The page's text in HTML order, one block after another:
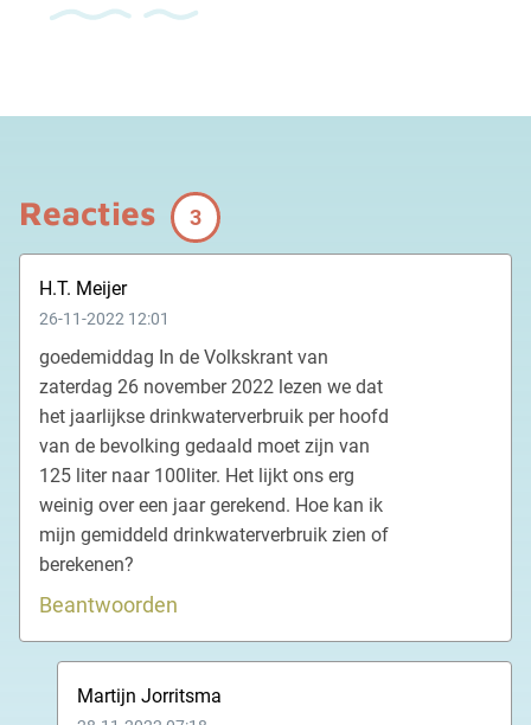
Reacties 3
H.T. Meijer
26-11-2022 12:01
goedemiddag In de Volkskrant van
zaterdag 26 november 2022 lezen we dat
het jaarlijkse drinkwaterverbruik per hoofd
van de bevolking gedaald moet zijn van
125 liter naar 100liter. Het lijkt ons erg
weinig over een jaar gerekend. Hoe kan ik
mijn gemiddeld drinkwaterverbruik zien of
berekenen?
Beantwoorden
Martijn Jorritsma